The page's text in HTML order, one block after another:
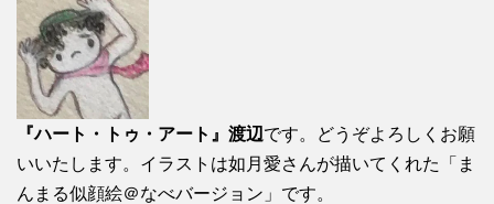
『ハート・トゥ・アート』渡辺です。どうぞよろしくお願
いいたします。イラストは如月愛さんが描いてくれた「ま
んまる似顔絵＠なべバージョン」です。